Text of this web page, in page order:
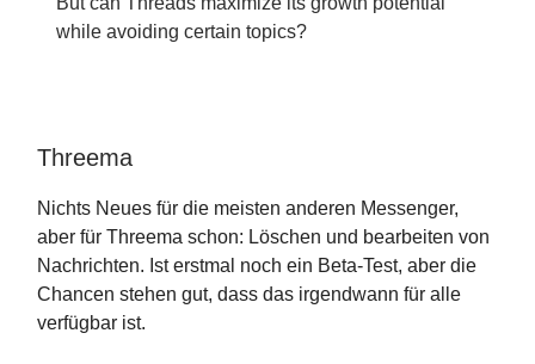
while avoiding certain topics?
Threema
Nichts Neues für die meisten anderen Messenger,
aber für Threema schon: Löschen und bearbeiten von
Nachrichten. Ist erstmal noch ein Beta-Test, aber die
Chancen stehen gut, dass das irgendwann für alle
verfügbar ist.